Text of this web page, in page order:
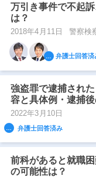
万引き事件で不起
は？
2018年4月11日 警察検
弁護士回答済
強盗罪で逮捕され
容と具体例・逮捕
2022年3月10日
弁護士回答済み
前科があると就職
の可能性は？